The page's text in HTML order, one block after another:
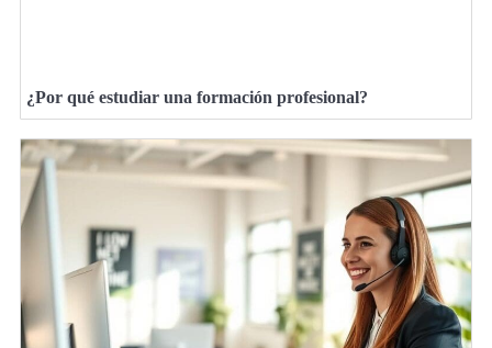
¿Por qué estudiar una formación profesional?